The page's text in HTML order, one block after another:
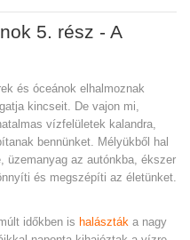
5. rész - A
és óceánok elhalmoznak
kincseit. De vajon mi,
vízfelületek kalandra,
bennünket. Mélyükből hal
üzemanyag az autónkba, ékszer
és megszépíti az életünket.
időkben is halászták a nagy